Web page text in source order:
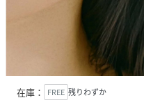
在庫： FREE 残りわずか